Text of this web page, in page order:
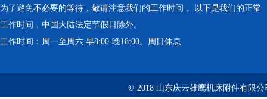
为了避免不必要的等待，敬请注意我们的工作时间 。以下是我们的正常
工作时间，中国大陆法定节假日除外。
工作时间：周一至周六 早8:00-晚18:00。周日休息
© 2018 山东庆云雄鹰机床附件有限